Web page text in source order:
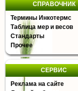
СПРАВОЧНИК
Термины Инкотермс
Таблица мер и весов
Стандарты
Прочее
СЕРВИС
Реклама на сайте